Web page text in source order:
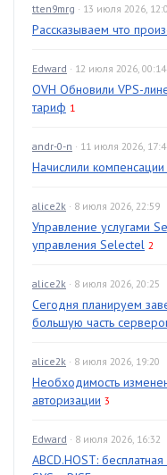
tten9mrg · 13 июля 2026,
Рассказываем что
Edward · 12 июля 2026, 00:14
OVH Обновили VPS-
тариф 1
andr-0-n · 11 июля 2026,
Начислили
alice2k · 8 июля 2026, 22:59
Управление услугами
управления Selectel 2
alice2k · 8 июля 2026, 20:25
Сегодня планируем
большую часть
alice2k · 8 июля 2026, 19:20
Необходимость
авторизации 3
Edward · 8 июля 2026, 16:32
ABCD.HOST: